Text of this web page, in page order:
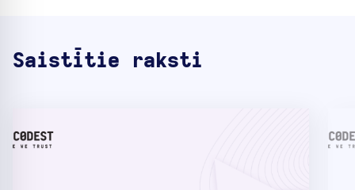
Saistītie raksti